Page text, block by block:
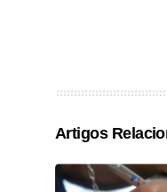
Artigos